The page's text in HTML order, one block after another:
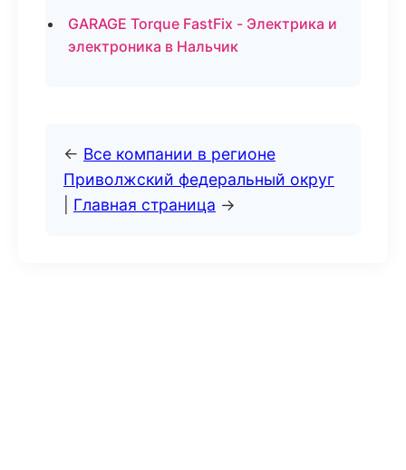
GARAGE Torque FastFix - Электрика и
электроника в Нальчик
← Все компании в регионе
Приволжский федеральный округ
Главная страница →